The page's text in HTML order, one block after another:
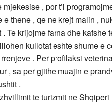
, por t’i
e thene , qe ne krejt malin ,
Te krijojme farna dhe kafshe
kullotat eshte shume e
. Per profilaksi
, sa per gjithe muajin e
.
te turizmit ne